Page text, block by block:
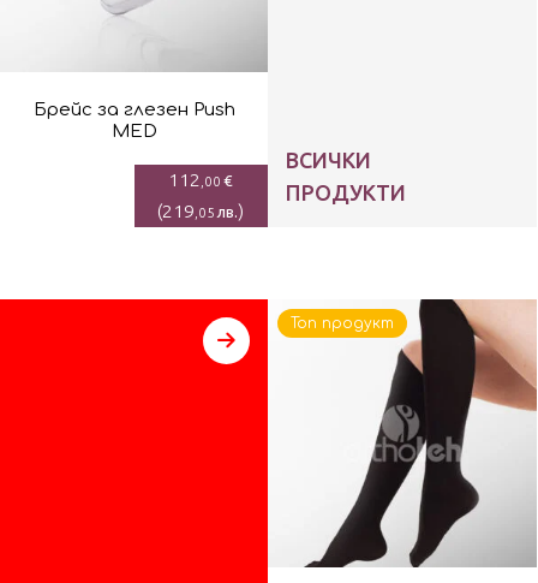
Брейс за глезен Push
MED
112 ,00 €
(219 ,05 лв.)
ВСИЧКИ
ПРОДУКТИ
Топ продукт